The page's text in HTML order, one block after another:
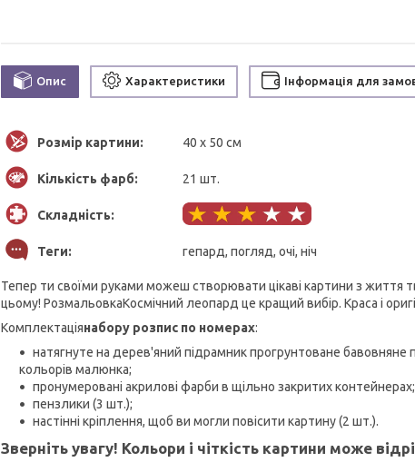
Опис Характеристики Інформація для
Розмір картини: 40 х 50 см
Кількість фарб: 21 шт.
Складність:
Теги: гепард, погляд, очі, ніч
Тепер ти своїми руками можеш створювати цікаві картини з життя
цьому! РозмальовкаКосмічний леопард це кращий вибір. Краса і
Комплектаціянабору розпис по номерах:
натягнуте на дерев'яний підрамник прогрунтоване
кольорів малюнка;
пронумеровані акрилові фарби в щільно закритих контейнерах;
пензлики (3 шт.);
настінні кріплення, щоб ви могли повісити картину (2 шт.).
Зверніть увагу! Кольори і чіткість картини може